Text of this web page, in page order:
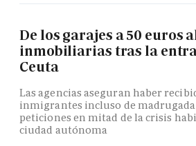
De los garajes a 50 euros
inmobiliarias tras la
Ceuta
Las agencias aseguran haber
inmigrantes incluso de
peticiones en mitad de la crisis
ciudad autónoma